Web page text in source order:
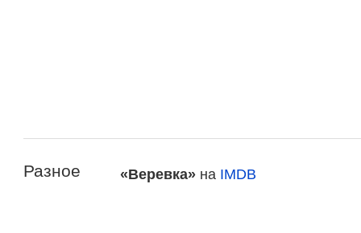
Разное «Веревка» на IMDB